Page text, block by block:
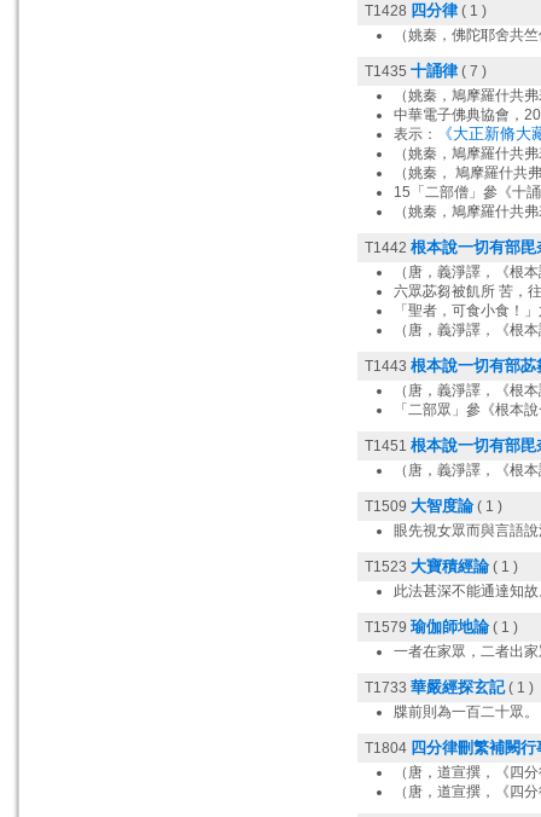
T1428 四分律 ( 1 )
（姚秦，佛陀耶舍共
T1435 十誦律 ( 7 )
（姚秦，鳩摩羅什共
中華電子佛典協會，
表示：
《大正新脩
（姚秦，鳩摩羅什共
（姚秦， 鳩摩羅什共
15「二部僧」參《十
（姚秦，鳩摩羅什共
T1442 根本說一切有部毘
（唐，義淨譯，《根
六眾苾芻被飢所 苦，
「聖者，可食小食！
（唐，義淨譯，《根
T1443 根本說一切有部苾
（唐，義淨譯，《根
「二部眾」參《根本
T1451 根本說一切有部毘
（唐，義淨譯，《根
T1509 大智度論 ( 1 )
眼先視女眾而與言語
T1523 大寶積經論 ( 1 )
此法甚深不能通達知
T1579 瑜伽師地論 ( 1 )
一者在家眾，二者出
T1733 華嚴經探玄記( 1 )
牒前則為一百二十眾
T1804 四分律刪繁補闕行
（唐，道宣撰，《四
（唐，道宣撰，《四